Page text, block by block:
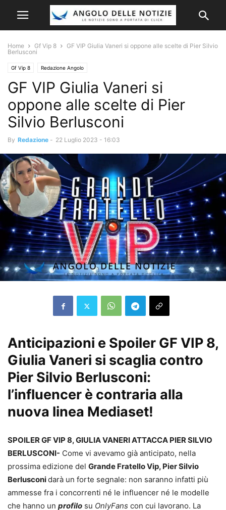
Home Gf Vip 8
GF VIP Giulia Vaneri si oppone alle scelte di Pier Silvio
Berlusconi
Gf Vip 8 Redazione Angolo
GF VIP Giulia Vaneri si
oppone alle scelte di Pier
Silvio Berlusconi
By Redazione - 22 Luglio 2023 - 16:03
Anticipazioni e Spoiler GF VIP 8,
Giulia Vaneri si scaglia contro
Pier Silvio Berlusconi:
l’influencer è contraria alla
nuova linea Mediaset!
SPOILER GF VIP 8, GIULIA VANERI ATTACCA PIER SILVIO
BERLUSCONI- Come vi avevamo già anticipato, nella
prossima edizione del Grande Fratello Vip, Pier Silvio
Berlusconidarà un forte segnale: non saranno infatti più
ammesse fra i concorrenti né le influencer né le modelle
che hanno un profilo su OnlyFans con cui lavorano. La